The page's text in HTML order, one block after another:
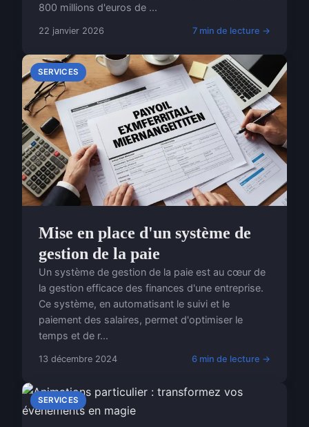
800 millions d'euros de ...
22 janvier 2026 7 min de lecture →
SERVICES
Mise en place d'un système de
gestion de la paie
Un système de gestion de la paie est au cœur de
la gestion efficace des finances d'une entreprise.
Ce système, en automatisant le suivi et le
paiement des salaires, permet d'optimiser le
temps et de r...
13 décembre 2024 6 min de lecture →
SERVICES